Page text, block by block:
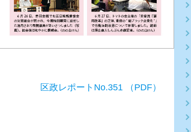
区政レポートNo.351 （PDF）